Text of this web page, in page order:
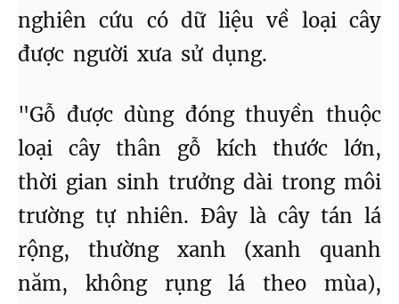
nghiên cứu có dữ liệu về loại cây
được người xưa sử dụng.
"Gỗ được dùng đóng thuyền thuộc
loại cây thân gỗ kích thước lớn,
thời gian sinh trưởng dài trong môi
trường tự nhiên. Đây là cây tán lá
rộng, thường xanh (xanh quanh
năm, không rụng lá theo mùa),